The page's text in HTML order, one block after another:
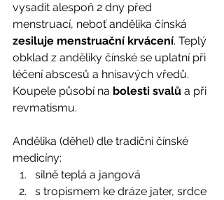
vysadit alespoň 2 dny před
menstruací, neboť andělika čínská
zesiluje menstruační krvácení. Teplý
obklad z anděliky čínské se uplatní při
léčení abscesů a hnisavých vředů.
Koupele působí na bolesti svalů a při
revmatismu.
Andělika (děhel) dle tradiční čínské
medicíny:
silně teplá a jangová
s tropismem ke dráze jater, srdce